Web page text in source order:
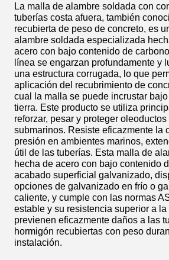
La malla de alambre soldada con
tuberías costa afuera, también
recubierta de peso de concreto, es
alambre soldada especializada
acero con bajo contenido de
línea se engarzan profundamente y
una estructura corrugada, lo que
aplicación del recubrimiento de
cual la malla se puede incrustar
tierra. Este producto se utiliza
reforzar, pesar y proteger
submarinos. Resiste eficazmente la
presión en ambientes marinos,
útil de las tuberías. Esta malla de
hecha de acero con bajo contenido
acabado superficial galvanizado,
opciones de galvanizado en frío o
caliente, y cumple con las normas
estable y su resistencia superior a la
previenen eficazmente daños a las
hormigón recubiertas con peso
instalación.